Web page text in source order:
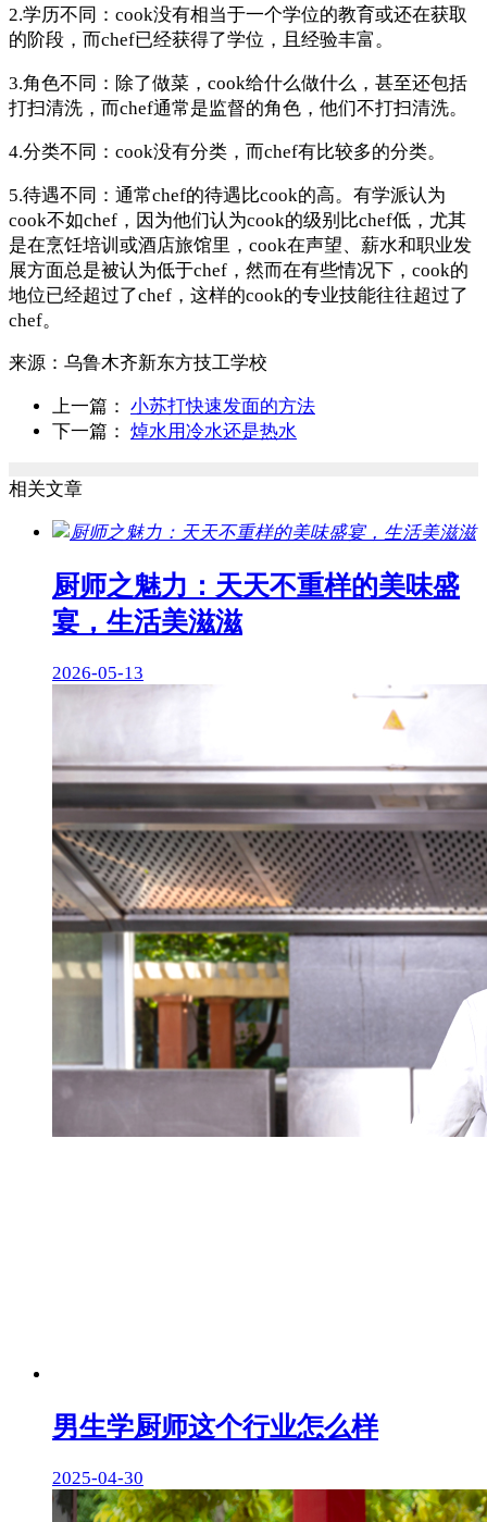
2.学历不同：cook没有相当于一个学位的教育或还在获取
的阶段，而chef已经获得了学位，且经验丰富。
3.角色不同：除了做菜，cook给什么做什么，甚至还包括
打扫清洗，而chef通常是监督的角色，他们不打扫清洗。
4.分类不同：cook没有分类，而chef有比较多的分类。
5.待遇不同：通常chef的待遇比cook的高。有学派认为
cook不如chef，因为他们认为cook的级别比chef低，尤其
是在烹饪培训或酒店旅馆里，cook在声望、薪水和职业发
展方面总是被认为低于chef，然而在有些情况下，cook的
地位已经超过了chef，这样的cook的专业技能往往超过了
chef。
来源： 乌鲁木齐新东方技工学校
上一篇： 小苏打快速发面的方法
下一篇： 焯水用冷水还是热水
相关文章
厨师之魅力：天天不重样的美味盛
宴，生活美滋滋
2026-05-13
男生学厨师这个行业怎么样
2025-04-30